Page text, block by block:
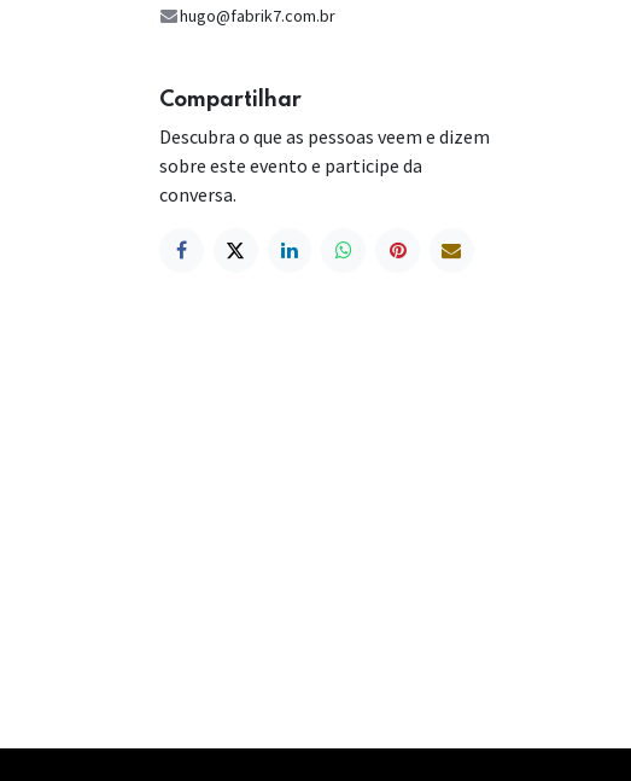
hugo@fabrik7.com.br
Compartilhar
Descubra o que as pessoas veem e dizem
sobre este evento e participe da
conversa.